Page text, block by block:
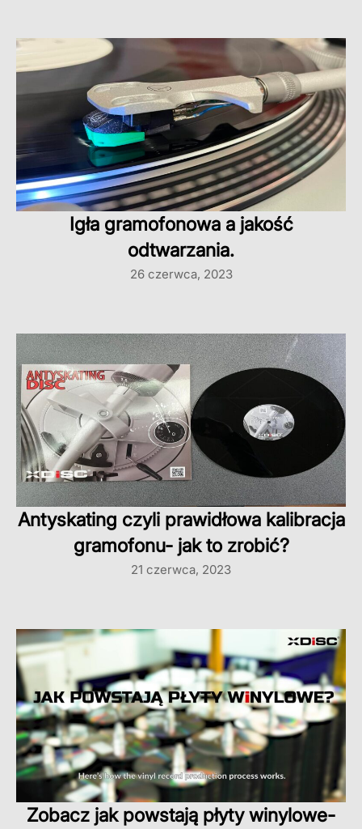
Igła gramofonowa a jakość
odtwarzania.
26 czerwca, 2023
Antyskating czyli prawidłowa kalibracja
gramofonu- jak to zrobić?
21 czerwca, 2023
Zobacz jak powstają płyty winylowe-